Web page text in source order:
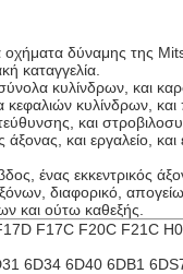
δύναμης της
καταγγελία.
κυλίνδρων, και
κυλίνδρων,
και
άξονας, και εργαλείο,
εκκεντρικός
διαφορικό,
και ούτω καθεξής.
F17C F20C F21C
6D34 6D40 6DB1